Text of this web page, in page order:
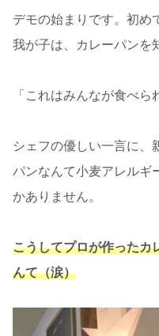
デモの始まりです。初め
我が子は、カレーパンを
「これはみんなが食べら
シェフの優しい一言に、
パンなんて小麦アレルギ
かありません。
こうしてプロが作ったカ
んて（涙）